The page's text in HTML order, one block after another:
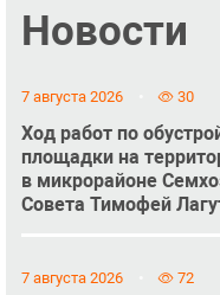
Новости
7 августа 2026 30
Ход работ по
площадки на
в микрорайоне
Совета Тимофей
7 августа 2026 72